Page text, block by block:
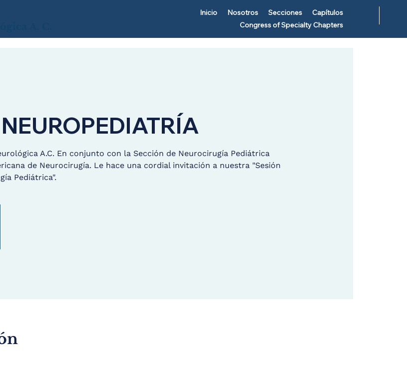
Inicio Nosotros Secciones
Capítulos
Congress of Specialty Chapters
A.C. En conjunto con la Sección de Neurocirugía Pediátrica
de Neurocirugía. Le hace una cordial invitación a nuestra "Sesión
Pediátrica".